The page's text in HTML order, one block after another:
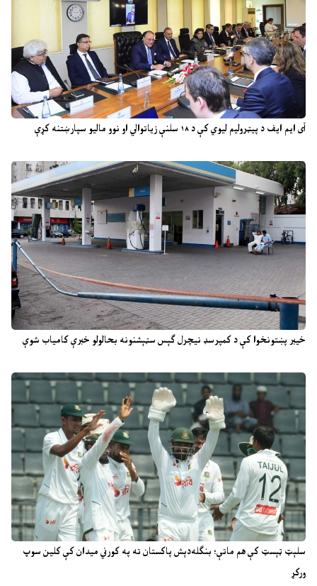
آی ایم ایف د پیټرولیم لیوي کې د ۱۸ سلنې زیاتوالي او نوو مالیو سپارښتنه کړې
خیبر پښتونخوا کې د کمپرسډ نیچرل ګېس سټېشنونه بحالولو خبرې کامیاب شوې
سلېټ ټېسټ کې هم ماتې؛ بنګله‌دېش پاکستان ته په کورني میدان کې کلین سوپ
ورکړ